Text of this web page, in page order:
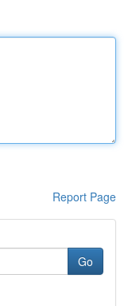
Report Page
Go